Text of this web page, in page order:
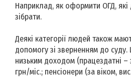
Наприклад, як оформити ОГД, які
зібрати.
Деякі категорії людей також
допомогу зі зверненням до
низьким доходом (працездатні
грн/міс.; пенсіонери (за віком,